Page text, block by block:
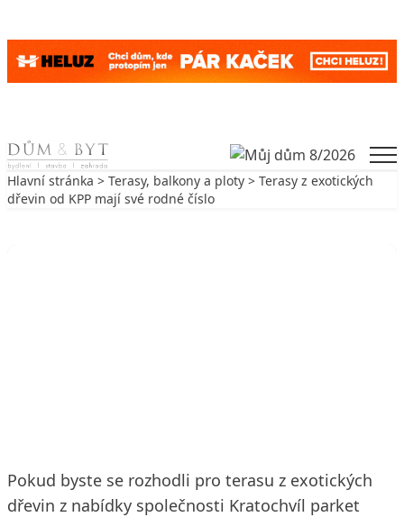
Skip to content
Hlavní stránka > Terasy, balkony a ploty > Terasy z exotických
dřevin od KPP mají své rodné číslo
Pokud byste se rozhodli pro terasu z exotických
dřevin z nabídky společnosti Kratochvíl parket